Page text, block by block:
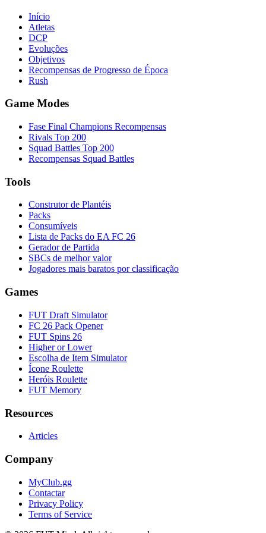
Início
Atletas
DCP
Evoluções
Objetivos
Recompensas de Progresso de Época
Rush
Game Modes
Fase Final Champions Recompensas
Rivals Top 200
Squad Battles Top 200
Recompensas Squad Battles
Tools
Construtor de Plantéis
Packs
Consumíveis
Lista de Packs do EA FC 26
Gerador de Partida
SBCs de melhor valor
Jogadores mais baratos por classificação
Games
FUT Draft Simulator
FC 26 Pack Opener
FUT Spins 26
Higher or Lower
Escolha de Item Simulator
Ícone Roulette
Heróis Roulette
FUT Memory
Resources
Articles
Company
MyClub.gg
Contactar
Privacy Policy
Terms of Service